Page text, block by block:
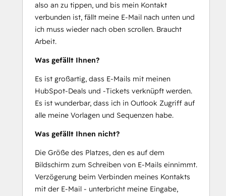
also an zu tippen, und bis mein Kontakt
verbunden ist, fällt meine E-Mail nach unten und
ich muss wieder nach oben scrollen. Braucht
Arbeit.
Was gefällt Ihnen?
Es ist großartig, dass E-Mails mit meinen
HubSpot-Deals und -Tickets verknüpft werden.
Es ist wunderbar, dass ich in Outlook Zugriff auf
alle meine Vorlagen und Sequenzen habe.
Was gefällt Ihnen nicht?
Die Größe des Platzes, den es auf dem
Bildschirm zum Schreiben von E-Mails einnimmt.
Verzögerung beim Verbinden meines Kontakts
mit der E-Mail - unterbricht meine Eingabe,